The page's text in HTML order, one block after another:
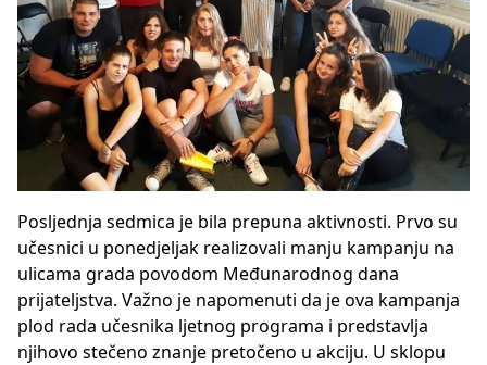
Posljednja sedmica je bila prepuna aktivnosti. Prvo su
učesnici u ponedjeljak realizovali manju kampanju na
ulicama grada povodom Međunarodnog dana
prijateljstva. Važno je napomenuti da je ova kampanja
plod rada učesnika ljetnog programa i predstavlja
njihovo stečeno znanje pretočeno u akciju. U sklopu